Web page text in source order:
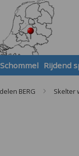
Schommel Rijdend
BERG Skelter